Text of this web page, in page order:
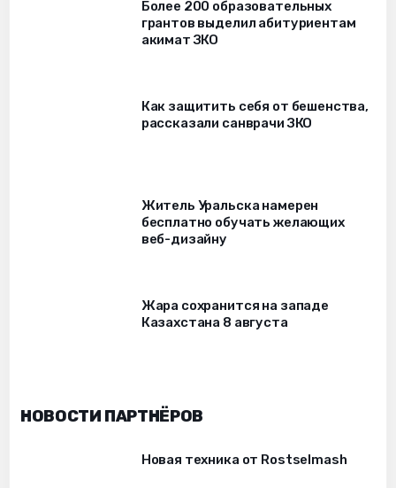
Более 200 образовательных
грантов выделил абитуриентам
акимат ЗКО
Как защитить себя от бешенства,
рассказали санврачи ЗКО
Житель Уральска намерен
бесплатно обучать желающих
веб-дизайну
Жара сохранится на западе
Казахстана 8 августа
НОВОСТИ ПАРТНЁРОВ
Новая техника от Rostselmash